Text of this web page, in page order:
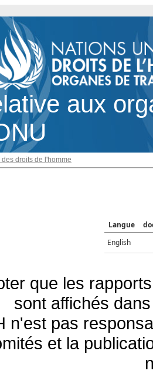
aux
droits de l'homme
Langue
English
que les
sont affichés
n'est pas
et la